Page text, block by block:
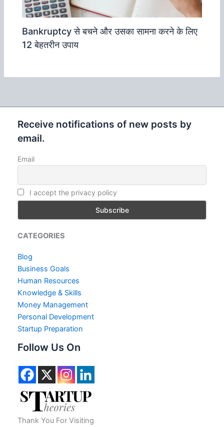
Bankruptcy से बचने और उसका सामना करने के लिए
12 बेहतरीन उपाय
Receive notifications of new posts by
email.
Email
I accept the privacy policy
CATEGORIES
Blog
Business Goals
Human Resources
Knowledge & Skills
Money Management
Personal Development
Startup Preparation
Follow Us On
Thank You For Visiting